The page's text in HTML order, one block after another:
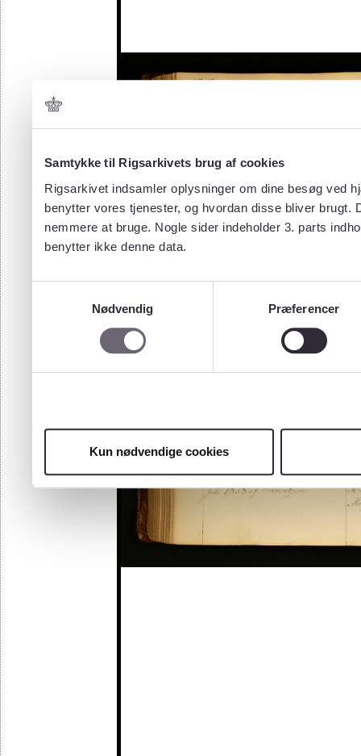
Samtykke til Rigsarkivets brug af cookies
Rigsarkivet indsamler oplysninger om dine besøg ved
benytter vores tjenester, og hvordan disse bliver
nemmere at bruge. Nogle sider indeholder 3. parts
benytter ikke denne data.
Nødvendig
Præferencer
Kun nødvendige cookies